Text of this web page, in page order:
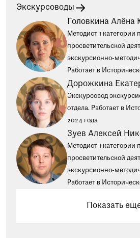
Экскурсоводы
Головкина Алёна
Методист 1 категории
просветительской
экскурсионно-
Работает в
Дорожкина
Экскурсовод
отдела. Работает в
2024 года
Зуев Алексей
Методист 1 категории
просветительской
экскурсионно-
Работает в
Показать